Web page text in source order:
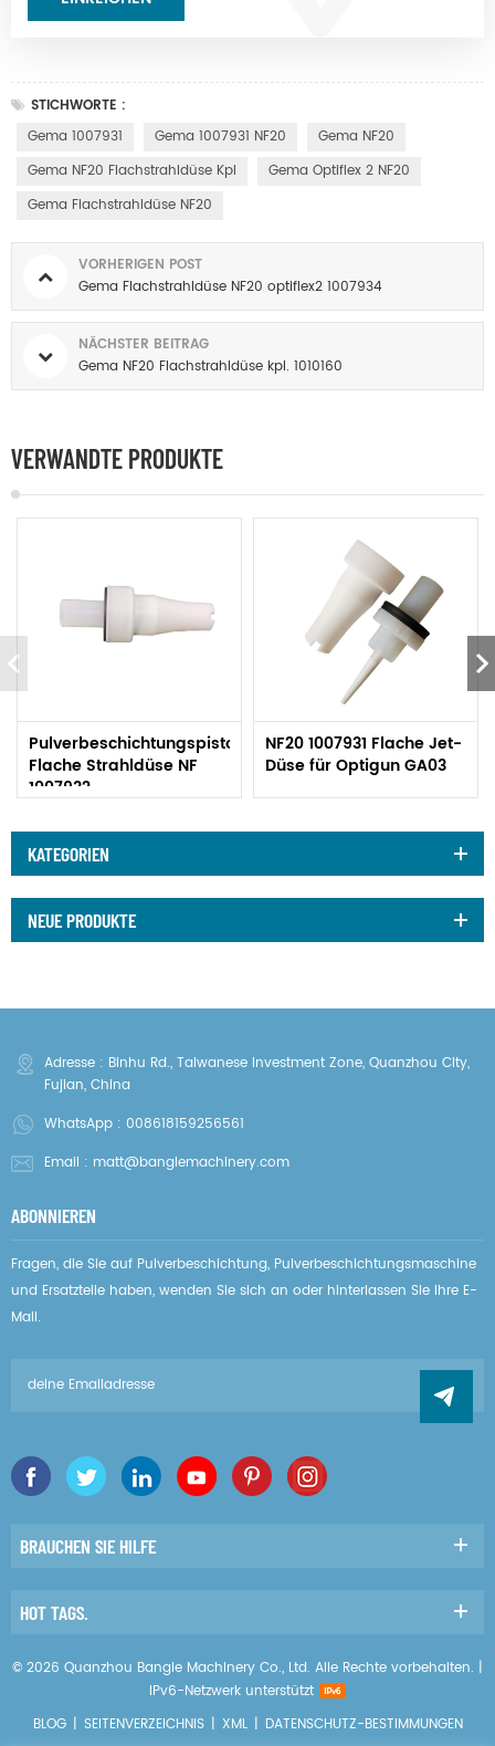
STICHWORTE :
Gema 1007931
Gema 1007931 NF20
Gema NF20
Gema NF20 Flachstrahldüse Kpl
Gema Optiflex 2 NF20
Gema Flachstrahldüse NF20
VORHERIGEN POST
Gema Flachstrahldüse NF20 optiflex2 1007934
NÄCHSTER BEITRAG
Gema NF20 Flachstrahldüse kpl. 1010160
VERWANDTE PRODUKTE
Pulverbeschichtungspistole
Flache Strahldüse NF
1007932
NF20 1007931 Flache Jet-
Düse für Optigun GA03
KATEGORIEN
NEUE PRODUKTE
Adresse : Binhu Rd., Taiwanese Investment Zone, Quanzhou City,
Fujian, China
WhatsApp : 008618159256561
Email : matt@banglemachinery.com
ABONNIEREN
Fragen, die Sie auf Pulverbeschichtung, Pulverbeschichtungsmaschine
und Ersatzteile haben, wenden Sie sich an oder hinterlassen Sie Ihre E-
Mail.
BRAUCHEN SIE HILFE
HOT TAGS.
© 2026 Quanzhou Bangle Machinery Co., Ltd. Alle Rechte vorbehalten. |
IPv6-Netzwerk unterstützt
BLOG | SEITENVERZEICHNIS | XML | DATENSCHUTZ-BESTIMMUNGEN